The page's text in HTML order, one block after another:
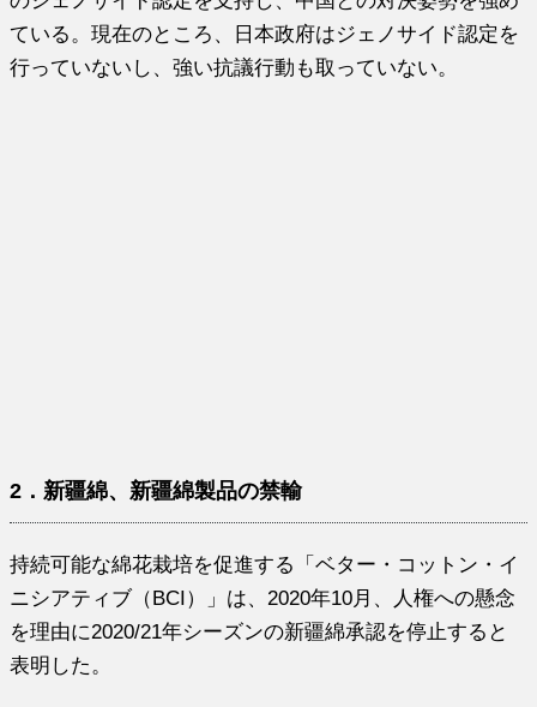
ている。現在のところ、日本政府はジェノサイド認定を
行っていないし、強い抗議行動も取っていない。
2．新疆綿、新疆綿製品の禁輸
持続可能な綿花栽培を促進する「ベター・コットン・イ
ニシアティブ（BCI）」は、2020年10月、人権への懸念
を理由に2020/21年シーズンの新疆綿承認を停止すると
表明した。